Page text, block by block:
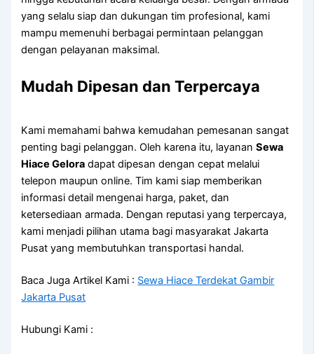
yang selalu siap dan dukungan tim profesional, kami
mampu memenuhi berbagai permintaan pelanggan
dengan pelayanan maksimal.
Mudah Dipesan dan Terpercaya
Kami memahami bahwa kemudahan pemesanan sangat
penting bagi pelanggan. Oleh karena itu, layananSewa
Hiace Gelora dapat dipesan dengan cepat melalui
telepon maupun online. Tim kami siap memberikan
informasi detail mengenai harga, paket, dan
ketersediaan armada. Dengan reputasi yang terpercaya,
kami menjadi pilihan utama bagi masyarakat Jakarta
Pusat yang membutuhkan transportasi handal.
Baca Juga Artikel Kami : Sewa Hiace Terdekat Gambir
Jakarta Pusat
Hubungi Kami :